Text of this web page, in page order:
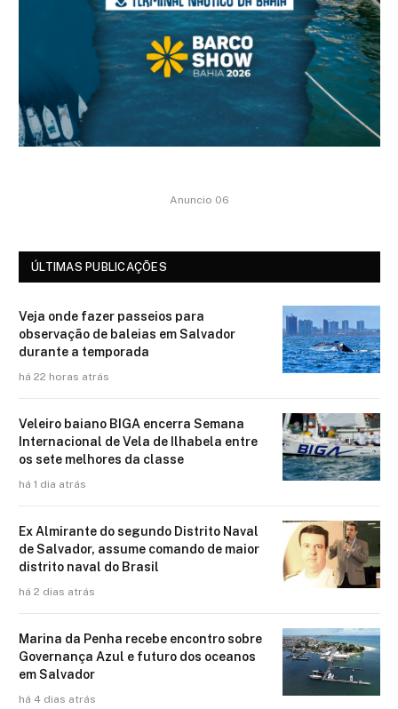
Anuncio 06
ÚLTIMAS PUBLICAÇÕES
Veja onde fazer passeios para
observação de baleias em Salvador
durante a temporada
há 22 horas atrás
Veleiro baiano BIGA encerra Semana
Internacional de Vela de Ilhabela entre
os sete melhores da classe
há 1 dia atrás
Ex Almirante do segundo Distrito Naval
de Salvador, assume comando de maior
distrito naval do Brasil
há 2 dias atrás
Marina da Penha recebe encontro sobre
Governança Azul e futuro dos oceanos
em Salvador
há 4 dias atrás